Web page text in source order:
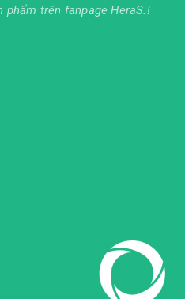
phẩm trên fanpage HeraS.!